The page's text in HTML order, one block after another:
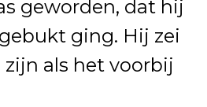
geworden, dat hij
ging. Hij zei
als het voorbij